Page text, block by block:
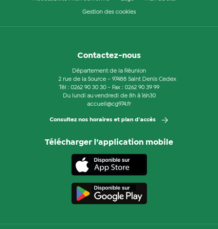
Gestion des cookies
Contactez-nous
Département de la Réunion
2 rue de la Source - 97488 Saint Denis Cedex
Tél : 0262 90 30 30 - Fax : 0262 90 39 99
Du lundi au vendredi de 8h à 16h30
accueil@cg974.fr
Consultez nos horaires et plan d'accès
Télécharger l’application mobile